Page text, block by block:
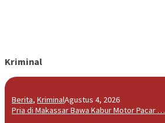
Kriminal
Berita, KriminalAgustus 4, 2026
Pria di Makassar Bawa Kabur Motor Pacar …